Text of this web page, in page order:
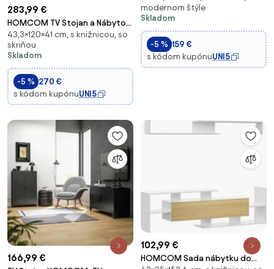
283,99 €
HOMCOM TV Stojan a Nábytok
na Stenu Set s 7 Policami a
Otvorenou Policou,
Drevotrieska TV Stojan,
120x41x43,3 cm, Biela a farba
dreva | Aosom
43,3×120×41 cm, s knižnicou, so
skriňou
Skladom
-5 % 270 €
s kódom kupónuUNI5
150x31.5x40 cm a poličkou
95.5x16x60 cm Moderný
prírodný štýl | Aosom
modernom štýle
Skladom
-5 % 159 €
s kódom kupónuUNI5
166,99 €
102,99 €
HOMCOM Sada nábytku do